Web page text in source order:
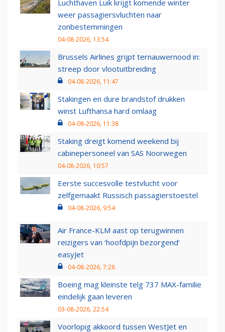
Luchthaven Luik krijgt komende winter
weer passagiersvluchten naar
zonbestemmingen
04-08-2026, 13:54
Brussels Airlines grijpt ternauwernood in:
streep door vlootuitbreiding
04-08-2026, 11:47
Stakingen en dure brandstof drukken
winst Lufthansa hard omlaag
04-08-2026, 11:38
Staking dreigt komend weekend bij
cabinepersoneel van SAS Noorwegen
04-08-2026, 10:57
Eerste succesvolle testvlucht voor
zelfgemaakt Russisch passagierstoestel
04-08-2026, 9:54
Air France-KLM aast op terugwinnen
reizigers van ‘hoofdpijn bezorgend’
easyJet
04-08-2026, 7:26
Boeing mag kleinste telg 737 MAX-familie
eindelijk gaan leveren
03-08-2026, 22:54
Voorlopig akkoord tussen WestJet en